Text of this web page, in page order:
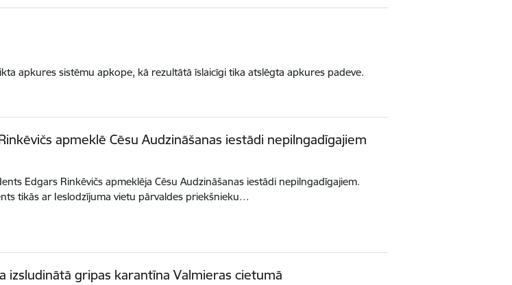
apkures sistēmu apkope, kā rezultātā īslaicīgi tika atslēgta apkures padeve.
apmeklē Cēsu Audzināšanas iestādi nepilngadīgajiem
Edgars Rinkēvičs apmeklēja Cēsu Audzināšanas iestādi nepilngadīgajiem.
tikās ar Ieslodzījuma vietu pārvaldes priekšnieku…
izsludinātā gripas karantīna Valmieras cietumā